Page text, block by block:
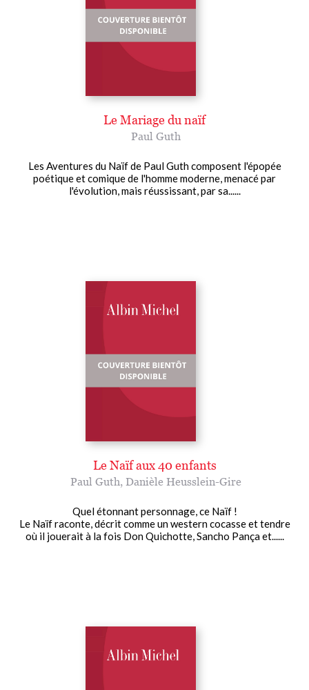
Le Mariage du naïf
Paul Guth
Les Aventures du Naïf de Paul Guth composent l'épopée
poétique et comique de l'homme moderne, menacé par
l'évolution, mais réussissant, par sa......
Le Naïf aux 40 enfants
Paul Guth, Danièle Heusslein-Gire
Quel étonnant personnage, ce Naïf !
Le Naïf raconte, décrit comme un western cocasse et tendre
où il jouerait à la fois Don Quichotte, Sancho Pança et......